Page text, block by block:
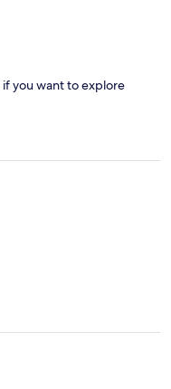
you want to explore